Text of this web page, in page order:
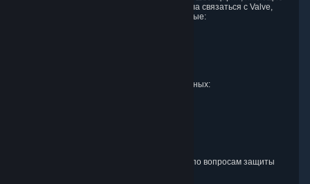
вопросы или жалобы по DPF, должны сначала связаться с Valve,
используя указанные ниже контактные данные:
Представитель ЕС по вопросам защиты данных:
Представитель Соединенного Королевства по вопросам защиты